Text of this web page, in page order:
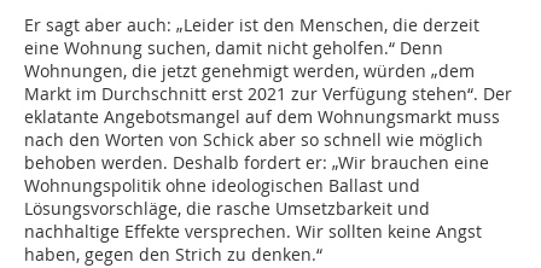
Er sagt aber auch: „Leider ist den Menschen, die derzeit
eine Wohnung suchen, damit nicht geholfen.“ Denn
Wohnungen, die jetzt genehmigt werden, würden „dem
Markt im Durchschnitt erst 2021 zur Verfügung stehen“. Der
eklatante Angebotsmangel auf dem Wohnungsmarkt muss
nach den Worten von Schick aber so schnell wie möglich
behoben werden. Deshalb fordert er: „Wir brauchen eine
Wohnungspolitik ohne ideologischen Ballast und
Lösungsvorschläge, die rasche Umsetzbarkeit und
nachhaltige Effekte versprechen. Wir sollten keine Angst
haben, gegen den Strich zu denken.“